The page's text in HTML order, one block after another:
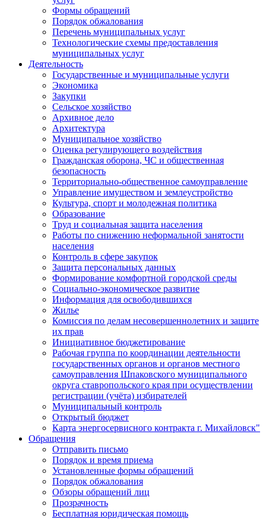
Формы обращений
Порядок обжалования
Перечень муниципальных услуг
Технологические схемы предоставления
муниципальных услуг
Деятельность
Государственные и муниципальные услуги
Экономика
Закупки
Сельское хозяйство
Архивное дело
Архитектура
Муниципальное хозяйство
Оценка регулирующего воздействия
Гражданская оборона, ЧС и общественная
безопасность
Территориально-общественное самоуправление
Управление имуществом и землеустройство
Культура, спорт и молодежная политика
Образование
Труд и социальная защита населения
Работы по снижению неформальной занятости
населения
Контроль в сфере закупок
Защита персональных данных
Формирование комфортной городской среды
Социально-экономическое развитие
Информация для освободившихся
Жилье
Комиссия по делам несовершеннолетних и защите
их прав
Инициативное бюджетирование
Рабочая группа по координации деятельности
государственных органов и органов местного
самоуправления Шпаковского муниципального
округа ставропольского края при осуществлении
регистрации (учёта) избирателей
Муниципальный контроль
Открытый бюджет
Карта энергосервисного контракта г. Михайловск"
Обращения
Отправить письмо
Порядок и время приема
Установленные формы обращений
Порядок обжалования
Обзоры обращений лиц
Прозрачность
Бесплатная юридическая помощь